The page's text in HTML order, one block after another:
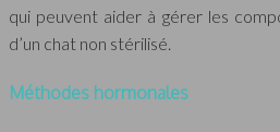
qui peuvent aider à gérer les
d’un chat non stérilisé.
Méthodes hormonales